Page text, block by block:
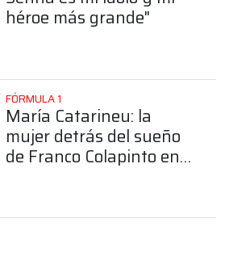
héroe más grande"
FÓRMULA 1
María Catarineu: la
mujer detrás del sueño
de Franco Colapinto en